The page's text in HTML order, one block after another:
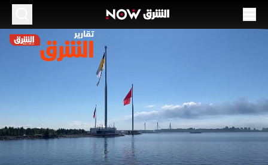
00:12 / 02:03
جزيرة جوتلاند.. الأهمية والتحديات
03 يونيو 2026 02:02 أخبار
تقارير الشرق
تتصاعد أهمية جزيرة جوتلاند في بحر البلطيق مع تزايد التوتر بين روسيا والغرب،
إذ تمثل موقعاً استراتيجياً يتيح مراقبة مساحات واسعة من المنطقة. وتدفع